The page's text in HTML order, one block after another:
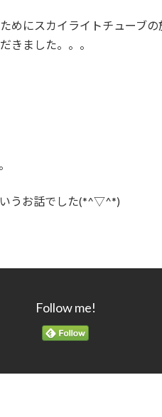
めにスカイライトチューブの
きました。。。
いうお話でした(*^▽^*)
Follow me!